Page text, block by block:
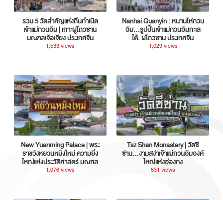
รวม 5 วัดสำคัญแห่งถิ่นกำเนิด
เจ้าแม่กวนอิม | เกาะผู่โถวซาน
มณฑลเจ้อเจียง ประเทศจีน
1,533 views
Nanhai Guanyin : หนานไห่กวน
อิม...รูปปั้นเจ้าแม่กวนอิมทะเล
ใต้, ผู่โถวซาน ประเทศจีน
1,029 views
New Yuanming Palace | พระ
ราชวังหยวนหมิงใหม่ ความยิ่ง
ใหญ่แห่งประวัติศาสตร์ มณฑล
กวางตุ้ง ประเทศจีน
1,076 views
Tsz Shan Monastery | วัดซี
ซ่าน…งามสง่าเจ้าแม่กวนอิมองค์
ใหญ่แห่งฮ่องกง
831 views